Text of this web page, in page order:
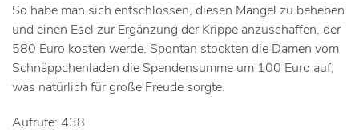
So habe man sich entschlossen, diesen Mangel zu beheben
und einen Esel zur Ergänzung der Krippe anzuschaffen, der
580 Euro kosten werde. Spontan stockten die Damen vom
Schnäppchenladen die Spendensumme um 100 Euro auf,
was natürlich für große Freude sorgte.
Aufrufe: 438